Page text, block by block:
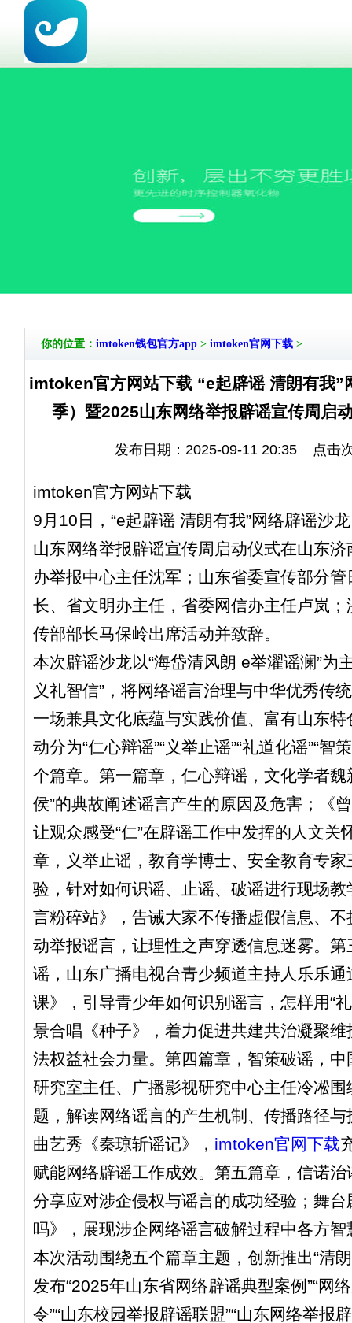
你的位置： imtoken钱包官方app > imtoken官网下载 >
imtoken官方网站下载 “e起辟谣 清朗有我”
季）暨2025山东网络举报辟谣宣传周启
发布日期：2025-09-11 20:35 点击
imtoken官方网站下载
9月10日，“e起辟谣 清朗有我”网络辟谣沙
山东网络举报辟谣宣传周启动仪式在山东
办举报中心主任沈军；山东省委宣传部分
长、省文明办主任，省委网信办主任卢岚
传部部长马保岭出席活动并致辞。
本次辟谣沙龙以“海岱清风朗 e举濯谣澜”为
义礼智信”，将网络谣言治理与中华优秀传
一场兼具文化底蕴与实践价值、富有山东
动分为“仁心辩谣”“义举止谣”“礼道化谣”“智
个篇章。第一篇章，仁心辩谣，文化学者魏
侯”的典故阐述谣言产生的原因及危害；《
让观众感受“仁”在辟谣工作中发挥的人文关
章，义举止谣，教育学博士、安全教育专
验，针对如何识谣、止谣、破谣进行现场
言粉碎站》，告诫大家不传播虚假信息、
动举报谣言，让理性之声穿透信息迷雾。
谣，山东广播电视台青少频道主持人乐乐
课》，引导青少年如何识别谣言，怎样用“
景合唱《种子》，着力促进共建共治凝聚
法权益社会力量。第四篇章，智策破谣，
研究室主任、广播影视研究中心主任冷凇
题，解读网络谣言的产生机制、传播路径
曲艺秀《秦琼斩谣记》， imtoken官网下载
赋能网络辟谣工作成效。第五篇章，信诺
分享应对涉企侵权与谣言的成功经验；舞台
吗》，展现涉企网络谣言破解过程中各方
本次活动围绕五个篇章主题，创新推出“清
发布“2025年山东省网络辟谣典型案例”“网
令”“山东校园举报辟谣联盟”“山东网络举报